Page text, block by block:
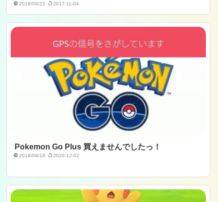
2016/09/22 2017-11-04
Pokemon Go Plus 買えませんでしたっ！
2016/09/16 2020-12-02